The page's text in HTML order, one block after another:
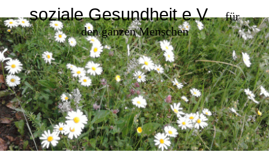
soziale Gesundheit e.V. für
den ganzen Menschen